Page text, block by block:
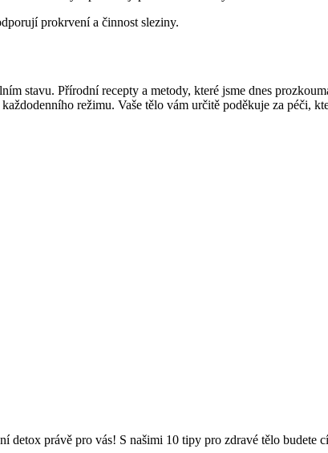
prokrvení a činnost sleziny.
stavu. Přírodní ⁢recepty a metody, ⁤které jsme dnes
režimu. Vaše⁢ tělo vám určitě poděkuje za péči,
právě pro vás! S našimi 10 tipy pro zdravé tělo budete